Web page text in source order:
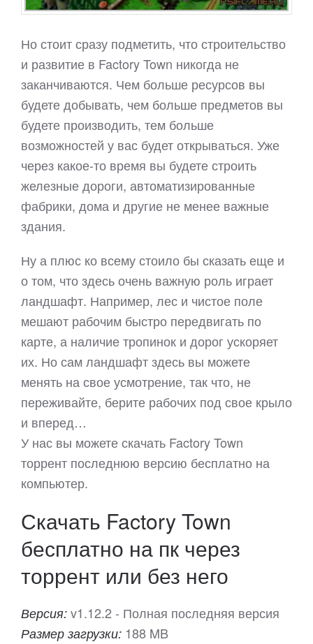
Но стоит сразу подметить, что строительство
и развитие в Factory Town никогда не
заканчиваются. Чем больше ресурсов вы
будете добывать, чем больше предметов вы
будете производить, тем больше
возможностей у вас будет открываться. Уже
через какое-то время вы будете строить
железные дороги, автоматизированные
фабрики, дома и другие не менее важные
здания.
Ну а плюс ко всему стоило бы сказать еще и
о том, что здесь очень важную роль играет
ландшафт. Например, лес и чистое поле
мешают рабочим быстро передвигать по
карте, а наличие тропинок и дорог ускоряет
их. Но сам ландшафт здесь вы можете
менять на свое усмотрение, так что, не
переживайте, берите рабочих под свое крыло
и вперед…
У нас вы можете скачать Factory Town
торрент последнюю версию бесплатно на
компьютер.
Скачать Factory Town
бесплатно на пк через
торрент или без него
Версия: v1.12.2 - Полная последняя версия
Размер загрузки: 188 MB